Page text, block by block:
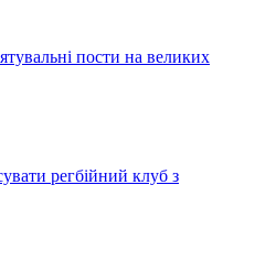
пости на великих
регбійний клуб з